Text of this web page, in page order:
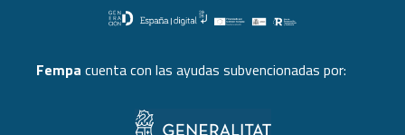
Fempa cuenta con las ayudas subvencionadas por: